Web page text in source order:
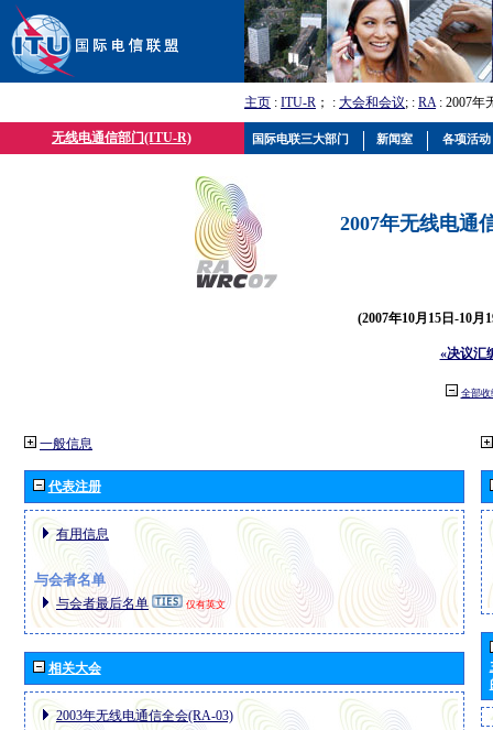
主页 : ITU-R ； : 大会和会议; : RA: 2007年
无线电通信部门(ITU-R)
2007年无线电通
(2007年10月15日-10月
«决议汇
全部收
一般信息
代表注册
有用信息
与会者名单
与会者最后名单 仅有英文
相关大会
2003年无线电通信全会(RA-03)
国际电联三大部门 新闻室 各项活动